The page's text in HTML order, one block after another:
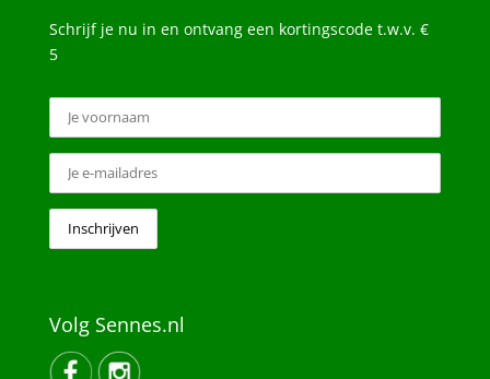
Schrijf je nu in en ontvang een kortingscode t.w.v. €
5
Volg Sennes.nl